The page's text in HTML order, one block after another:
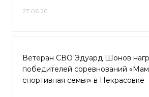
27.06.26
Ветеран СВО Эдуард Шонов
победителей соревнований
спортивная семья» в Некрасовке